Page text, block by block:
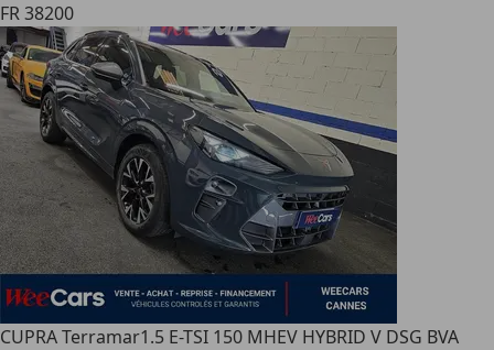
FR 38200
CUPRA Terramar1.5 E-TSI 150 MHEV HYBRID V DSG BVA